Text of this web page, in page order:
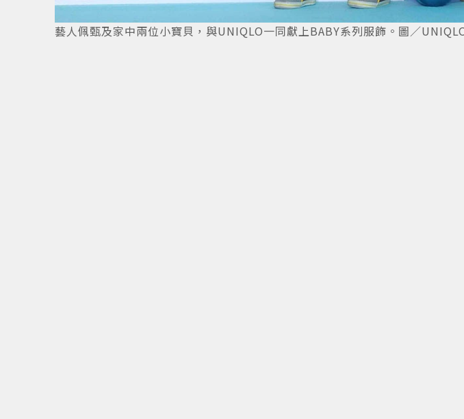
藝人佩甄及家中兩位小寶貝，與UNIQLO一同獻上BABY系列服飾。圖／